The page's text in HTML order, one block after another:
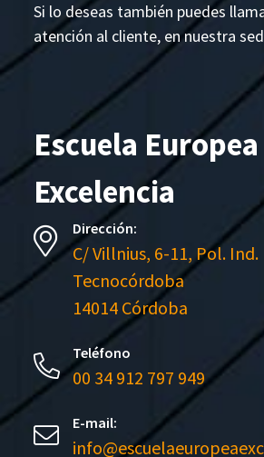
Si lo deseas también puedes
atención al cliente, en nuestra
Escuela
Excelencia
Dirección:
C/ Villnius, 6-11, Pol. Ind.
Tecnocórdoba
14014 Córdoba
Teléfono
00 34 912 797 949
E-mail: